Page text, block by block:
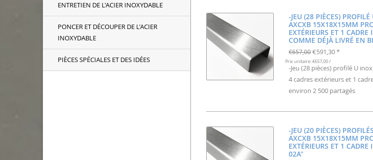
ENTRETIEN DE L'ACIER INOXYDABLE
PONCER ET DÉCOUPER DE L'ACIER
INOXYDABLE
PIÈCES SPÉCIALES ET DES IDÉES
-JEU (28 PIÈCES)
AXCXB 15X18X15MM
EXTÉRIEURS ET 1
COMME DÉJÀ LIVRÉ EN
€657,00 €591,30 *
Prix unitaire: €657,00 /
-Jeu (28 pièces) profilé U
4 cadres extérieurs et 1
environ 2 500 partagés
-JEU (20 PIÈCES)
AXCXB 15X18X15MM
EXTÉRIEURS ET 1
02A"